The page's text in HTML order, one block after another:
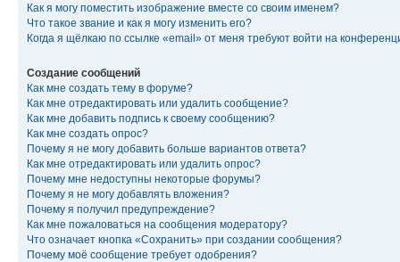
Как я могу поместить изображение вместе со своим именем?
Что такое звание и как я могу изменить его?
Когда я щёлкаю по ссылке «email» от меня требуют войти на
Создание сообщений
Как мне создать тему в форуме?
Как мне отредактировать или удалить сообщение?
Как мне добавить подпись к своему сообщению?
Как мне создать опрос?
Почему я не могу добавить больше вариантов ответа?
Как мне отредактировать или удалить опрос?
Почему мне недоступны некоторые форумы?
Почему я не могу добавлять вложения?
Почему я получил предупреждение?
Как мне пожаловаться на сообщения модератору?
Что означает кнопка «Сохранить» при создании сообщения?
Почему моё сообщение требует одобрения?